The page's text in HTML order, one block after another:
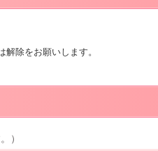
除をお願いします。
）